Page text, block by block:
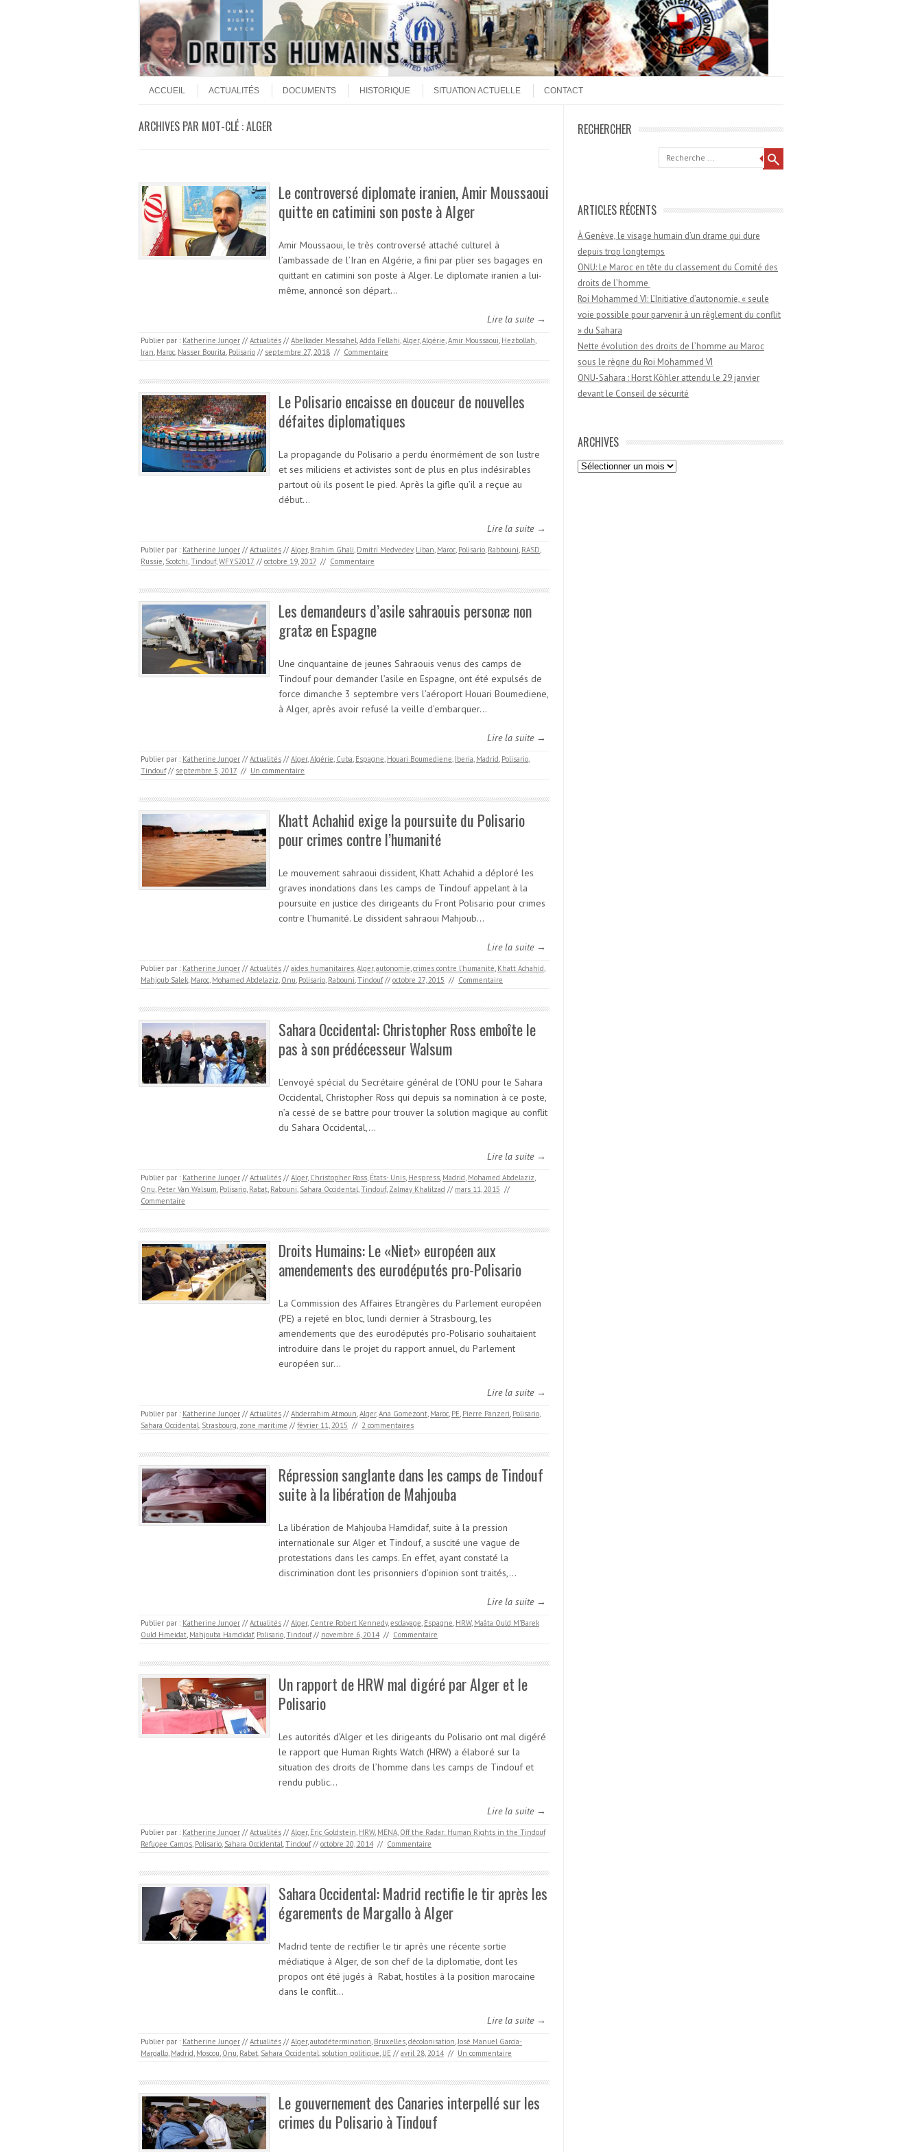
Menu
ACCUEIL
ACTUALITÉS DOCUMENTS HISTORIQUE SITUATION ACTUELLE CONTACT
ARCHIVES PAR MOT-CLÉ :ALGER
Le controversé diplomate iranien, Amir Moussaoui
quitte en catimini son poste à Alger
Amir Moussaoui, le très controversé attaché culturel à
l’ambassade de l’Iran en Algérie, a fini par plier ses bagages en
quittant en catimini son poste à Alger. Le diplomate iranien a lui-
même, annoncé son départ…
Lire la suite →
Publier par : Katherine Junger // Actualités // Abelkader Messahel,Adda Fellahi,Alger,Algérie,Amir Moussaoui, Hezbollah,
Iran, Maroc, Nasser Bourita, Polisario // septembre 27, 2018 // Commentaire
Le Polisario encaisse en douceur de nouvelles
défaites diplomatiques
La propagande du Polisario a perdu énormément de son lustre
et ses miliciens et activistes sont de plus en plus indésirables
partout où ils posent le pied. Après la gifle qu’il a reçue au
début…
Lire la suite →
Publier par : Katherine Junger // Actualités // Alger, Brahim Ghali, Dmitri Medvedev, Liban, Maroc, Polisario, Rabbouni, RASD,
Russie, Scotchi,Tindouf,WFYS2017 // octobre 19, 2017 // Commentaire
Les demandeurs d’asile sahraouis personæ non
gratæ en Espagne
Une cinquantaine de jeunes Sahraouis venus des camps de
Tindouf pour demander l’asile en Espagne, ont été expulsés de
force dimanche 3 septembre vers l’aéroport Houari Boumediene,
à Alger, après avoir refusé la veille d’embarquer…
Lire la suite →
Publier par : Katherine Junger // Actualités // Alger,Algérie, Cuba, Espagne, Houari Boumediene, Iberia, Madrid, Polisario,
Tindouf // septembre 5, 2017 // Un commentaire
Khatt Achahid exige la poursuite du Polisario
pour crimes contre l’humanité
Le mouvement sahraoui dissident, Khatt Achahid a déploré les
graves inondations dans les camps de Tindouf appelant à la
poursuite en justice des dirigeants du Front Polisario pour crimes
contre l’humanité. Le dissident sahraoui Mahjoub…
Lire la suite →
Publier par : Katherine Junger // Actualités // aides humanitaires,Alger,autonomie,crimes contre l’humanité, Khatt Achahid,
Mahjoub Salek, Maroc, Mohamed Abdelaziz, Onu, Polisario, Rabouni,Tindouf // octobre 27, 2015 // Commentaire
Sahara Occidental: Christopher Ross emboîte le
pas à son prédécesseur Walsum
L’envoyé spécial du Secrétaire général de l’ONU pour le Sahara
Occidental, Christopher Ross qui depuis sa nomination à ce poste,
n’a cessé de se battre pour trouver la solution magique au conflit
du Sahara Occidental,…
Lire la suite →
Publier par : Katherine Junger // Actualités // Alger, Christopher Ross, États- Unis, Hespress, Madrid, Mohamed Abdelaziz,
Onu, Peter Van Walsum, Polisario, Rabat, Rabouni, Sahara Occidental,Tindouf, Zalmay Khalilzad // mars 11, 2015 //
Commentaire
Droits Humains: Le «Niet» européen aux
amendements des eurodéputés pro-Polisario
La Commission des Affaires Etrangères du Parlement européen
(PE) a rejeté en bloc, lundi dernier à Strasbourg, les
amendements que des eurodéputés pro-Polisario souhaitaient
introduire dans le projet du rapport annuel, du Parlement
européen sur…
Lire la suite →
Publier par : Katherine Junger // Actualités // Abderrahim Atmoun,Alger,Ana Gomezont, Maroc, PE, Pierre Panzeri, Polisario,
Sahara Occidental, Strasbourg, zone maritime // février 11, 2015 // 2 commentaires
Répression sanglante dans les camps de Tindouf
suite à la libération de Mahjouba
La libération de Mahjouba Hamdidaf, suite à la pression
internationale sur Alger et Tindouf, a suscité une vague de
protestations dans les camps. En effet, ayant constaté la
discrimination dont les prisonniers d’opinion sont traités,…
Lire la suite →
Publier par : Katherine Junger // Actualités // Alger, Centre Robert Kennedy,esclavage, Espagne, HRW, Maâta Ould M’Barek
Ould Hmeidat, Mahjouba Hamdidaf, Polisario,Tindouf // novembre 6, 2014 // Commentaire
Un rapport de HRW mal digéré par Alger et le
Polisario
Les autorités d’Alger et les dirigeants du Polisario ont mal digéré
le rapport que Human Rights Watch (HRW) a élaboré sur la
situation des droits de l’homme dans les camps de Tindouf et
rendu public…
Lire la suite →
Publier par : Katherine Junger // Actualités // Alger, Eric Goldstein, HRW, MENA, Off the Radar: Human Rights in the Tindouf
Refugee Camps, Polisario, Sahara Occidental,Tindouf // octobre 20, 2014 // Commentaire
Sahara Occidental: Madrid rectifie le tir après les
égarements de Margallo à Alger
Madrid tente de rectifier le tir après une récente sortie
médiatique à Alger, de son chef de la diplomatie, dont les
propos ont été jugés à Rabat, hostiles à la position marocaine
dans le conflit…
Lire la suite →
Publier par : Katherine Junger // Actualités // Alger,autodétermination, Bruxelles,décolonisation,José Manuel García-
Margallo, Madrid, Moscou, Onu, Rabat, Sahara Occidental, solution politique, UE // avril 28, 2014 // Un commentaire
Le gouvernement des Canaries interpellé sur les
crimes du Polisario à Tindouf
RECHERCHER
ARTICLES RÉCENTS
À Genève, le visage humain d’un drame qui dure
depuis trop longtemps
ONU: Le Maroc en tête du classement du Comité des
droits de l’homme
Roi Mohammed VI: L’Initiative d’autonomie, « seule
voie possible pour parvenir à un règlement du conflit
» du Sahara
Nette évolution des droits de l’homme au Maroc
sous le règne du Roi Mohammed VI
ONU-Sahara : Horst Köhler attendu le 29 janvier
devant le Conseil de sécurité
ARCHIVES
Archives